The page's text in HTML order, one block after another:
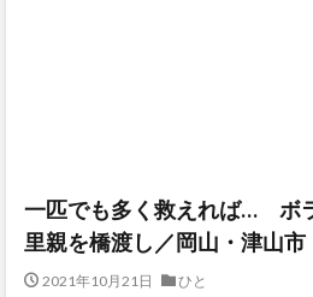
一匹でも多く救えれば… ボ
里親を橋渡し／岡山・津山市
2021年10月21日 ひと